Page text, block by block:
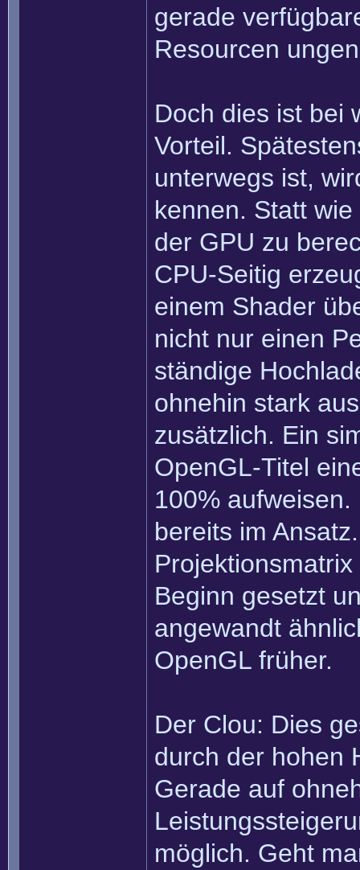
gerade
Resourcen
Doch dies ist bei
Vorteil.
unterwegs ist,
kennen. Statt
der GPU zu
CPU-Seitig
einem Shader
nicht nur einen
ständige
ohnehin stark
zusätzlich. Ein
OpenGL-Titel
100%
bereits im
Beginn gesetzt
angewandt
OpenGL früher.
Der Clou: Dies
durch der hohen
Gerade auf
möglich. Geht